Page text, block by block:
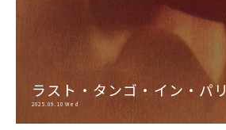
ラスト・タンゴ・イン・パリ
2025.09.10 Wed